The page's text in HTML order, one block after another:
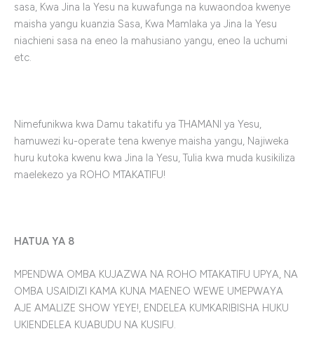
sasa, Kwa Jina la Yesu na kuwafunga na kuwaondoa kwenye
maisha yangu kuanzia Sasa, Kwa Mamlaka ya Jina la Yesu
niachieni sasa na eneo la mahusiano yangu, eneo la uchumi
etc.
Nimefunikwa kwa Damu takatifu ya THAMANI ya Yesu,
hamuwezi ku-operate tena kwenye maisha yangu, Najiweka
huru kutoka kwenu kwa Jina la Yesu, Tulia kwa muda kusikiliza
maelekezo ya ROHO MTAKATIFU!
HATUA YA 8
MPENDWA OMBA KUJAZWA NA ROHO MTAKATIFU UPYA, NA
OMBA USAIDIZI KAMA KUNA MAENEO WEWE UMEPWAYA
AJE AMALIZE SHOW YEYE!, ENDELEA KUMKARIBISHA HUKU
UKIENDELEA KUABUDU NA KUSIFU.